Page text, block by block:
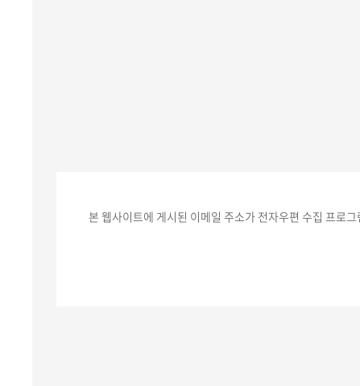
본 웹사이트에 게시된 이메일 주소가 전자우편 수집 프로